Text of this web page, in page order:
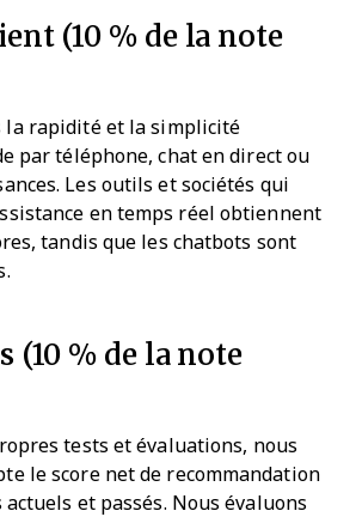
(10 % de la note
la rapidité et la simplicité
par téléphone, chat en direct ou
Les outils et sociétés qui
en temps réel obtiennent
tandis que les chatbots sont
(10 % de la note
tests et évaluations, nous
le score net de recommandation
actuels et passés. Nous évaluons